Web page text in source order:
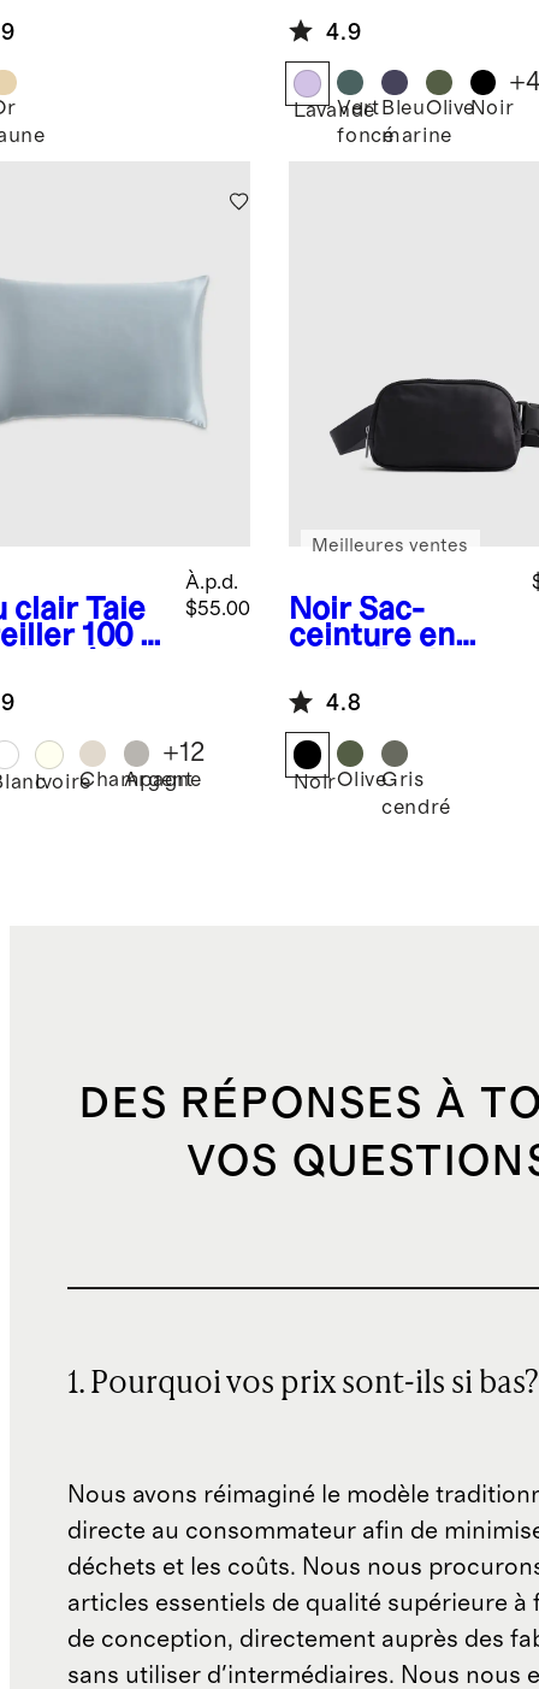
en
carats à
de
à quatre
- 2
4.9
Lavande
Vert
foncé
Bleu
marine
OliveNoir
+
clair Taie
100 %
À.p.d.
$55.00
IvoireChampagne
Argent
+12
Noir Sac-
ceinture en
Meilleures ventes
4.8
NoirOliveGris
cendré
DES RÉPONSES À
VOS
1. Pourquoi vos prix sont-ils si bas?
Nous avons réimaginé le modèle
directe au consommateur afin de
déchets et les coûts. Nous nous
articles essentiels de qualité supérieure à
de conception, directement auprès des
sans utiliser d'intermédiaires. Nous nous